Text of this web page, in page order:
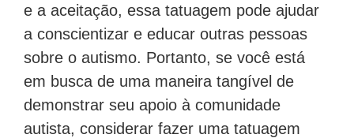
e a aceitação, essa tatuagem pode ajudar
a conscientizar e educar outras pessoas
sobre o autismo. Portanto, se você está
em busca de uma maneira tangível de
demonstrar seu apoio à comunidade
autista, considerar fazer uma tatuagem